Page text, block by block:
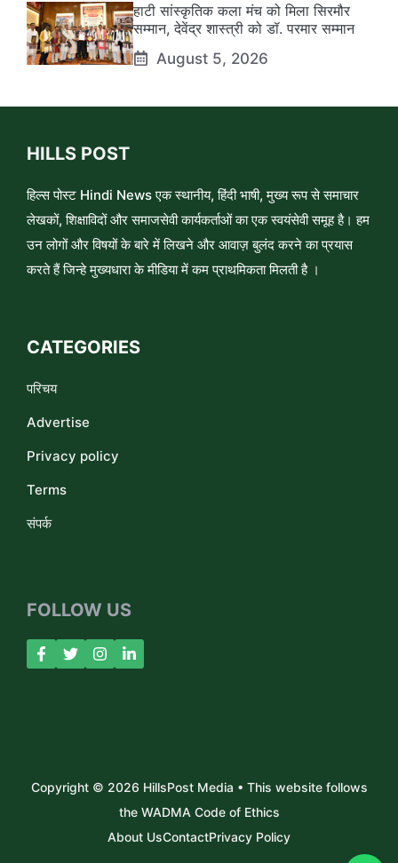
हाटी सांस्कृतिक कला मंच को मिला सिरमौर
सम्मान, देवेंद्र शास्त्री को डॉ. परमार सम्मान
August 5, 2026
HILLS POST
हिल्स पोस्ट Hindi News एक स्थानीय, हिंदी भाषी, मुख्य रूप से समाचार
लेखकों, शिक्षाविदों और समाजसेवी कार्यकर्ताओं का एक स्वयंसेवी समूह है। हम
उन लोगों और विषयों के बारे में लिखने और आवाज़ बुलंद करने का प्रयास
करते हैं जिन्हे मुख्यधारा के मीडिया में कम प्राथमिकता मिलती है ।
CATEGORIES
परिचय
Advertise
Privacy policy
Terms
संपर्क
FOLLOW US
Copyright © 2026 HillsPost Media • This website follows
the WADMA Code of Ethics
About UsContactPrivacy Policy